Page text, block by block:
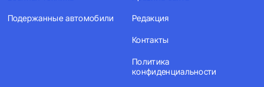
Подержанные автомобили Редакция
Контакты
Политика
конфиденциальности